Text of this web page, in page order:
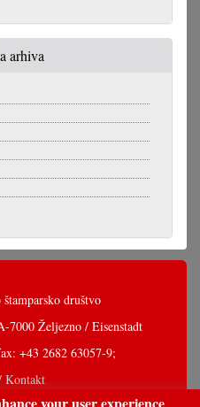
arhiva
društvo
7000 Željezno / Eisenstadt
+43 2682 63057-9;
Kontakt